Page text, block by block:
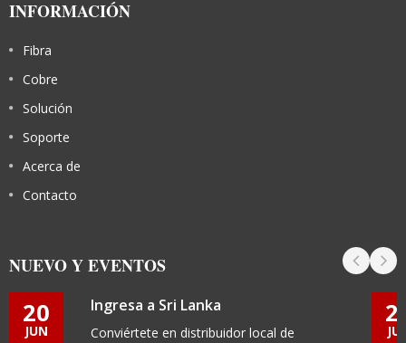
INFORMACIÓN
Fibra
Cobre
Solución
Soporte
Acerca de
Contacto
NUEVO Y EVENTOS
20
JUN
Ingresa a Sri Lanka
Conviértete en distribuidor local de